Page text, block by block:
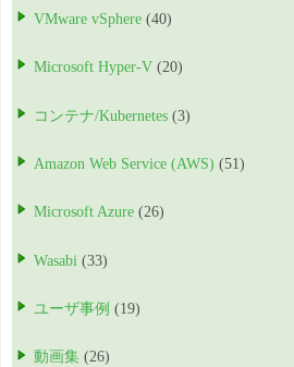
VMware vSphere (40)
Microsoft Hyper-V (20)
コンテナ/Kubernetes (3)
Amazon Web Service (AWS) (51)
Microsoft Azure (26)
Wasabi (33)
ユーザ事例 (19)
動画集 (26)